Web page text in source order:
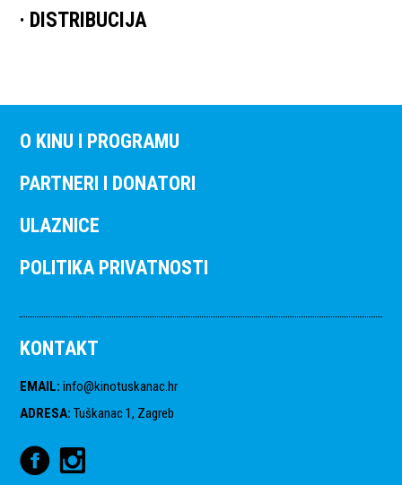
DISTRIBUCIJA
O KINU I PROGRAMU
PARTNERI I DONATORI
ULAZNICE
POLITIKA PRIVATNOSTI
KONTAKT
EMAIL: info@kinotuskanac.hr
ADRESA: Tuškanac 1, Zagreb